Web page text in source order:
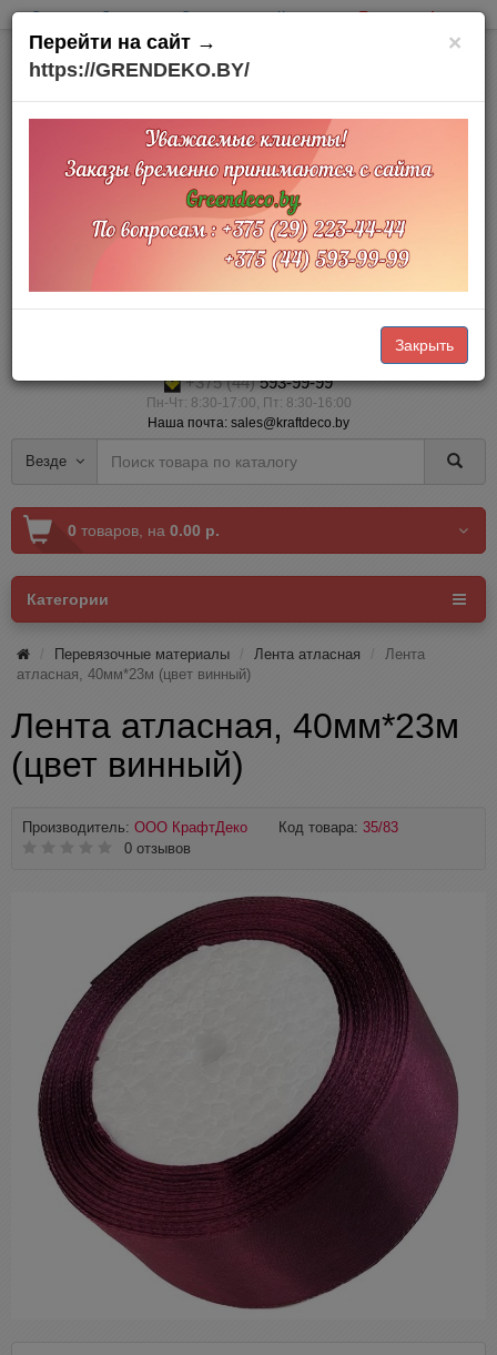
Оплата Доставка О компании Контакты Товары на Акции
Офис и склад:
Минский район
д. Тарасово
Тарасовский пр.,3
Доставка по Беларуси
Прием заказов Online через корзину — 24/7 (наличный и безналичный
+375 (44)593-99-99
Пн-Чт: 8:30-17:00, Пт: 8:30-16:00
Наша почта: sales@kraftdeco.by
Везде
0 товаров, на 0.00 р.
Категории
Перевязочные материалы Лента атласная
Лента
атласная, 40мм*23м (цвет винный)
Лента атласная, 40мм*23м
(цвет винный)
Производитель: ООО КрафтДеко Код товара: 35/83
0 отзывов
×
Перейти на сайт →
https://GRENDEKO.BY/
Закрыть